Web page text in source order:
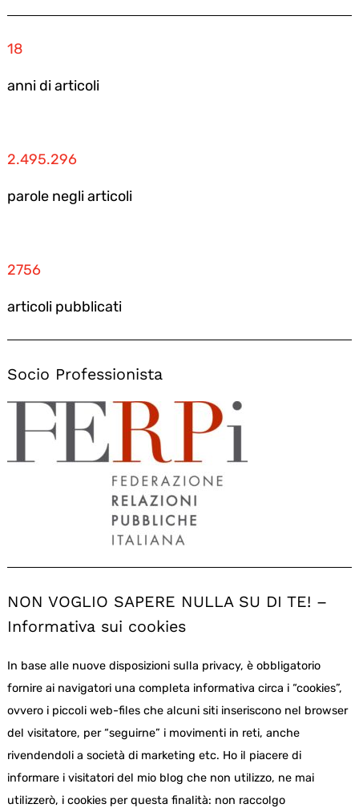
18
anni di articoli
2.495.296
parole negli articoli
2756
articoli pubblicati
Socio Professionista
NON VOGLIO SAPERE NULLA SU DI TE! –
Informativa sui cookies
In base alle nuove disposizioni sulla privacy, è obbligatorio
fornire ai navigatori una completa informativa circa i “cookies”,
ovvero i piccoli web-files che alcuni siti inseriscono nel browser
del visitatore, per “seguirne” i movimenti in reti, anche
rivendendoli a società di marketing etc. Ho il piacere di
informare i visitatori del mio blog che non utilizzo, ne mai
utilizzerò, i cookies per questa finalità: non raccolgo